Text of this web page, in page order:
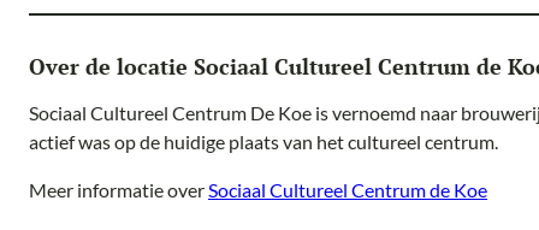
Over de locatie Sociaal Cultureel Centrum de
Sociaal Cultureel Centrum De Koe is vernoemd naar
actief was op de huidige plaats van het cultureel centrum.
Meer informatie overSociaal Cultureel Centrum de Koe